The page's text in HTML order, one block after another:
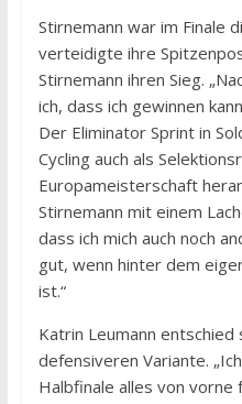
Stirnemann war im Finale
verteidigte ihre
Stirnemann ihren Sieg.
ich, dass ich gewinnen
Der Eliminator Sprint in
Cycling auch als
Europameisterschaft
Stirnemann mit einem
dass ich mich auch noch
gut, wenn hinter dem
ist.“
Katrin Leumann entschied
defensiveren Variante.
Halbfinale alles von vorne